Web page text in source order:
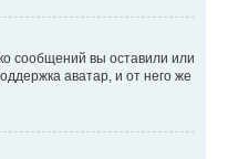
сообщений вы оставили или
аватар, и от него же